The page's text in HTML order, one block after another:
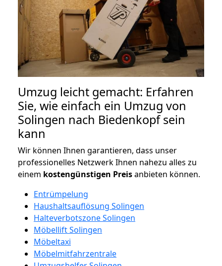
Umzug leicht gemacht: Erfahren
Sie, wie einfach ein Umzug von
Solingen nach Biedenkopf sein
kann
Wir können Ihnen garantieren, dass unser
professionelles Netzwerk Ihnen nahezu alles zu
einem kostengünstigen Preisanbieten können.
Entrümpelung
Haushaltsauflösung Solingen
Halteverbotszone Solingen
Möbellift Solingen
Möbeltaxi
Möbelmitfahrzentrale